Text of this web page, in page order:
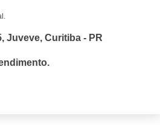
Juveve, Curitiba - PR